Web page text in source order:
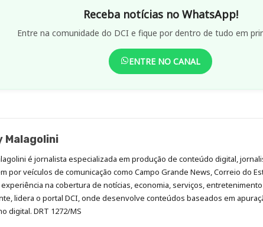
Receba notícias no WhatsApp!
Entre na comunidade do DCI e fique por dentro de tudo em
ENTRE NO CANAL
Malagolini
é jornalista especializada em produção de conteúdo digital,
por veículos de comunicação como Campo Grande News, Correio do
experiência na cobertura de notícias, economia, serviços,
lidera o portal DCI, onde desenvolve conteúdos baseados em
digital. DRT 1272/MS